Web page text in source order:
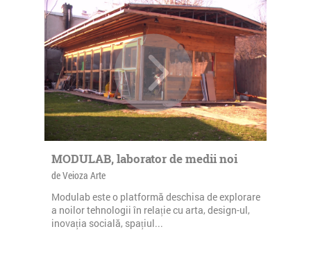
MODULAB, laborator de medii noi
de Veioza Arte
Modulab este o platformă deschisa de explorare
a noilor tehnologii în relație cu arta, design-ul,
inovația socială, spațiul...